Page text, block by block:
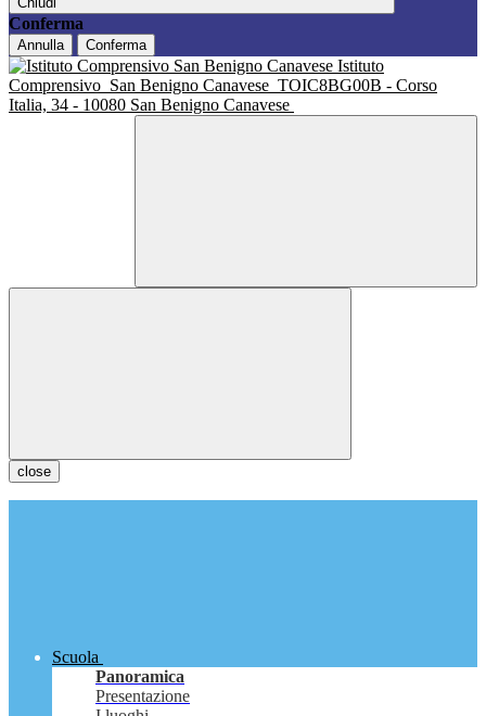
Conferma
Annulla Conferma
Istituto
Comprensivo San Benigno Canavese TOIC8BG00B - Corso
Italia, 34 - 10080 San Benigno Canavese
close
Scuola
Panoramica
Presentazione